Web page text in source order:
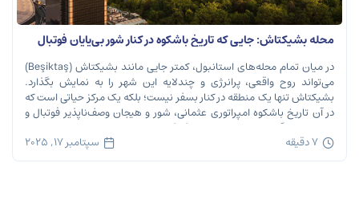
محله بشیکتاش: جایی که تاریخ باشکوه در کنار شور بی‌پایان فوتبال
نفس می‌کشد
در میان تمام محله‌های استانبول، کمتر جایی مانند بشیکتاش (Beşiktaş)
می‌تواند روح واقعی، پرانرژی و چندلایه این شهر را به نمایش بگذارد.
بشیکتاش تنها یک منطقه در کنار بسفر نیست؛ بلکه یک مرکز حیاتی است که
در آن تاریخ باشکوه امپراتوری عثمانی، شور و هیجان وصف‌ناپذیر فوتبال و
ریتم تند زندگی مدرن شهری در هم […]
7 دقیقه سپتامبر 17, 2025